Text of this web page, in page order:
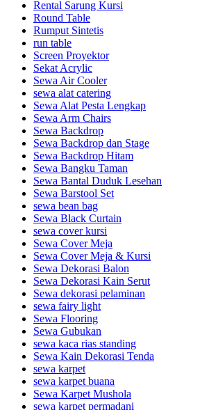
Rental Sarung Kursi
Round Table
Rumput Sintetis
run table
Screen Proyektor
Sekat Acrylic
Sewa Air Cooler
sewa alat catering
Sewa Alat Pesta Lengkap
Sewa Arm Chairs
Sewa Backdrop
Sewa Backdrop dan Stage
Sewa Backdrop Hitam
Sewa Bangku Taman
Sewa Bantal Duduk Lesehan
Sewa Barstool Set
sewa bean bag
Sewa Black Curtain
sewa cover kursi
Sewa Cover Meja
Sewa Cover Meja & Kursi
Sewa Dekorasi Balon
Sewa Dekorasi Kain Serut
Sewa dekorasi pelaminan
sewa fairy light
Sewa Flooring
Sewa Gubukan
sewa kaca rias standing
Sewa Kain Dekorasi Tenda
sewa karpet
sewa karpet buana
Sewa Karpet Mushola
sewa karpet permadani